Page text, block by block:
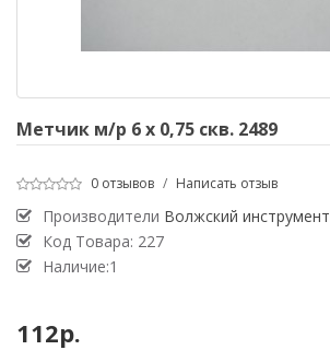
Метчик м/р 6 х 0,75 скв. 2489
0 отзывов / Написать отзыв
Производители Волжский инструмент
Код Товара: 227
Наличие:1
112р.